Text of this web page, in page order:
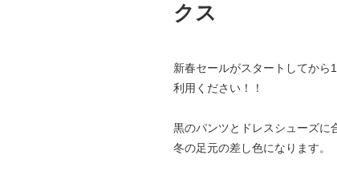
クス
新春セールがスタートしてから
利用ください！！
黒のパンツとドレスシューズに
冬の足元の差し色になります。